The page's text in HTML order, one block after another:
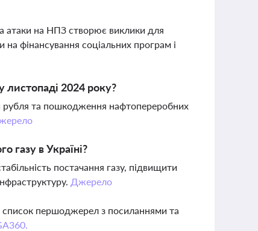
атаки на НПЗ створює виклики для
фінансування соціальних програм і
листопаді 2024 року?
рубля та пошкодження нафтопереробних
газу в Україні?
постачання газу, підвищити
Джерело
список першоджерел з посиланнями та